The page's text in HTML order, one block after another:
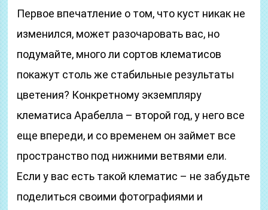
Первое впечатление о том, что куст никак не
изменился, может разочаровать вас, но
подумайте, много ли сортов клематисов
покажут столь же стабильные результаты
цветения? Конкретному экземпляру
клематиса Арабелла – второй год, у него все
еще впереди, и со временем он займет все
пространство под нижними ветвями ели.
Если у вас есть такой клематис – не забудьте
поделиться своими фотографиями и